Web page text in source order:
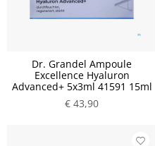
Dr. Grandel Ampoule
Excellence Hyaluron
Advanced+ 5x3ml 41591 15ml
€ 43,90